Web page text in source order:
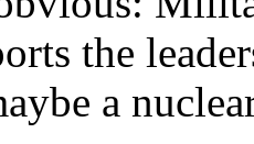
the
a